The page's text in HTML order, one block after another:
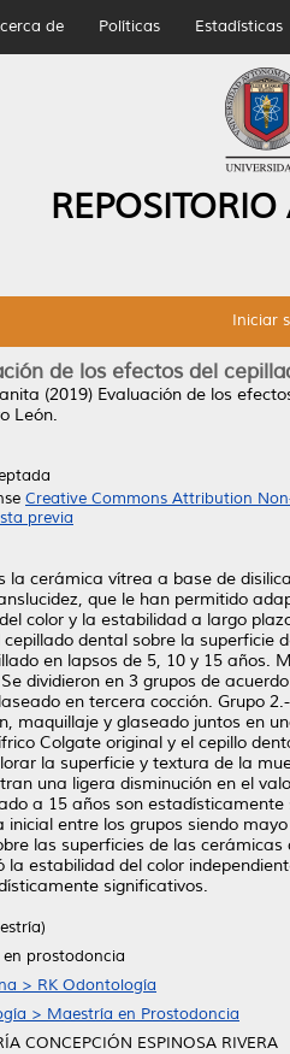
de Políticas Estadísticas
Iniciar
de los efectos del
(2019) Evaluación de los
León.
Creative Commons Attribution
previa
la cerámica vítrea a base de
que le han permitido
color y la estabilidad a largo
dental sobre la
en lapsos de 5, 10 y 15 años.
dividieron en 3 grupos de
en tercera cocción. Grupo
maquillaje y glaseado juntos en
Colgate original y el cepillo
la superficie y textura de la
una ligera disminución en el
a 15 años son
entre los grupos siendo
las superficies de las
la estabilidad del color
significativos.
prostodoncia
> RK Odontología
> Maestría en Prostodoncia
CONCEPCIÓN ESPINOSA RIVERA